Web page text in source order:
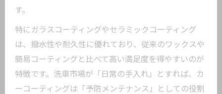
コーティング業界における仕事の現場の実情
カーコーティング業界の仕事現場で求め
られる技術
コーティング業界の仕事内容と成長の実
す。
特にガラスコーティングやセラミックコーティング
は、撥水性や耐久性に優れており、従来のワックスや
簡易コーティングと比べて高い満足度を得やすいのが
特徴です。洗車市場が「日常の手入れ」とすれば、カ
ーコーティングは「予防メンテナンス」としての役割